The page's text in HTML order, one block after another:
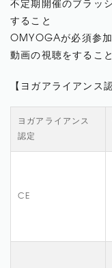
不定期開催のブラッ
すること
OMYOGAが必須参
動画の視聴をすること
【ヨガアライアンス
ヨガアライアンス
認定
CE